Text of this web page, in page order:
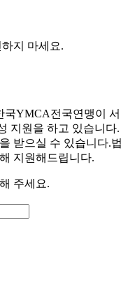
지 마세요.
국YMCA전국연맹이 서
지원을 하고 있습니다.
받으실 수 있습니다.법
지원해드립니다.
주세요.